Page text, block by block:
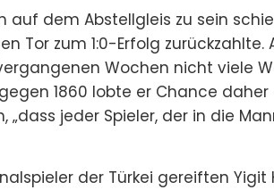
auf dem Abstellgleis zu sein
Tor zum 1:0-Erfolg zurückzahlte.
Wochen nicht viele
1860 lobte er Chance
jeder Spieler, der in die
der Türkei gereiften Yigit